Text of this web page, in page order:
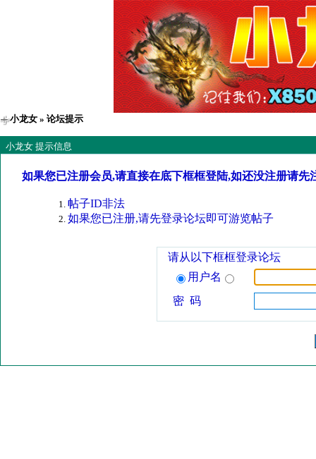
小龙女 » 论坛提示
小龙女 提示信息
如果您已注册会员,请直接在底下框框登陆,如还没注册请先
帖子ID非法
如果您已注册,请先登录论坛即可游览帖子
请从以下框框登录论坛
用户名
密 码